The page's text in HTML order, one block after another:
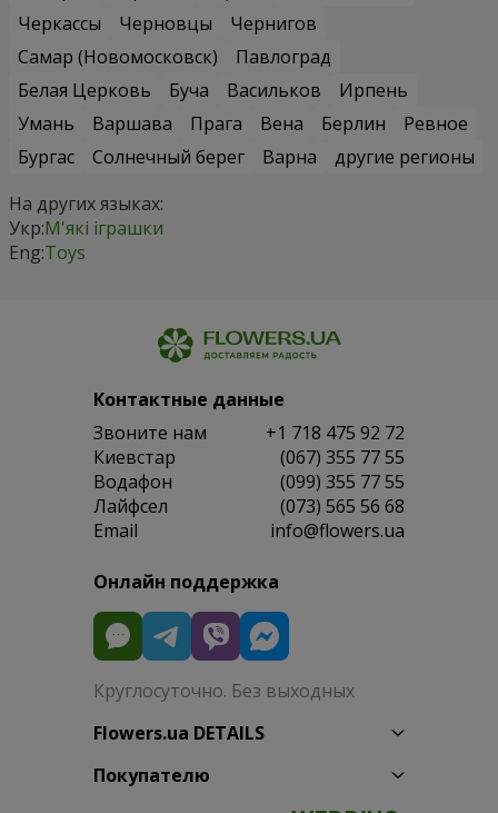
Черкассы
Черновцы
Чернигов
Самар (Новомосковск)
Павлоград
Белая Церковь
Буча Васильков
Ирпень
Умань
Варшава Прага Вена Берлин
Ревное
Бургас
Солнечный берег Варна
другие регионы
На других языках:
Укр:М'які іграшки
Eng:Toys
Контактные данные
Звоните нам
+1 718 475 92 72
Киевстар
(067) 355 77 55
Водафон
(099) 355 77 55
Лайфсел
(073) 565 56 68
Email
info@flowers.ua
Онлайн поддержка
Круглосуточно. Без выходных
Flowers.ua DETAILS
Покупателю